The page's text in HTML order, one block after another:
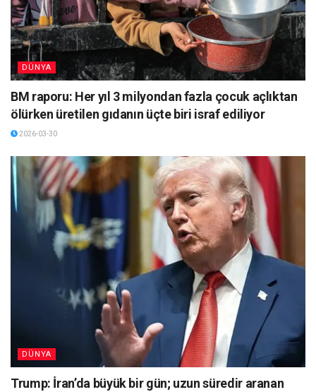
DÜNYA
BM raporu: Her yıl 3 milyondan fazla çocuk açlıktan
ölürken üretilen gıdanın üçte biri israf ediliyor
2026-03-30
DÜNYA
Trump: İran’da büyük bir gün; uzun süredir aranan